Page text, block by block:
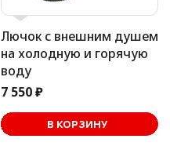
Лючок с внешним душем
на холодную и горячую
воду
7 550 ₽
В КОРЗИНУ